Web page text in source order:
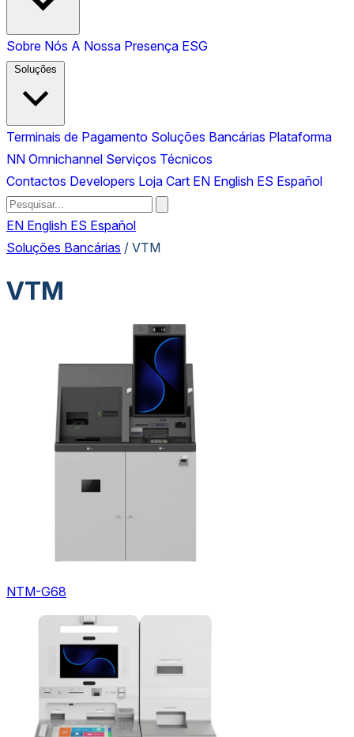
Sobre Nós A Nossa Presença ESG
Soluções
Terminais de Pagamento Soluções Bancárias Plataforma
NN Omnichannel Serviços Técnicos
Contactos Developers Loja Cart EN English ES Español
EN English ES Español
Soluções Bancárias / VTM
VTM
NTM-G68